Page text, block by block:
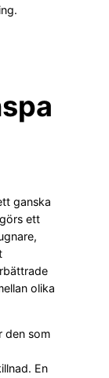
ganska
ett
olika
den som
En